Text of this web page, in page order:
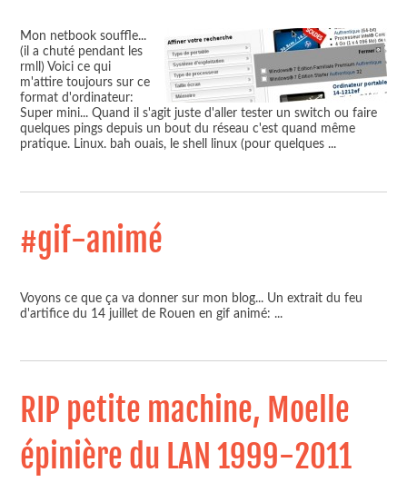
Mon netbook souffle...
(il a chuté pendant les
rmll) Voici ce qui
m'attire toujours sur ce
format d'ordinateur:
Super mini... Quand il s'agit juste d'aller tester un switch ou faire
quelques pings depuis un bout du réseau c'est quand même
pratique. Linux. bah ouais, le shell linux (pour quelques ...
#gif-animé
Voyons ce que ça va donner sur mon blog... Un extrait du feu
d'artifice du 14 juillet de Rouen en gif animé: ...
RIP petite machine, Moelle
épinière du LAN 1999-2011